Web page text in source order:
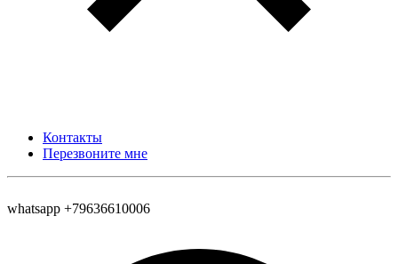
Контакты
Перезвоните мне
whatsapp +79636610006